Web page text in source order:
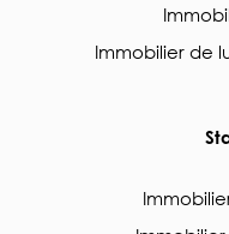
Immobilier de